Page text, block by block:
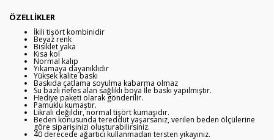
ÖZELLIKLER
İkili tişört kombinidir
Beyaz renk
Bisiklet yaka
Kısa kol
Normal kalıp
Yıkamaya dayanıklıdır
Yüksek kalite baskı
Baskıda çatlama soyulma kabarma olmaz
Su bazlı nefes alan sağlıklı boya İle baskı yapılmıştır.
Hediye paketi olarak gönderilir.
Pamuklu kumaştır.
Likralı değildir, normal tişört kumaşıdır.
Beden konusunda tereddüt yaşarsanız, verilen beden ölçülerine
göre siparişinizi oluşturabilirsiniz.
40 derecede ağartıcı kullanmadan tersten yıkayınız.